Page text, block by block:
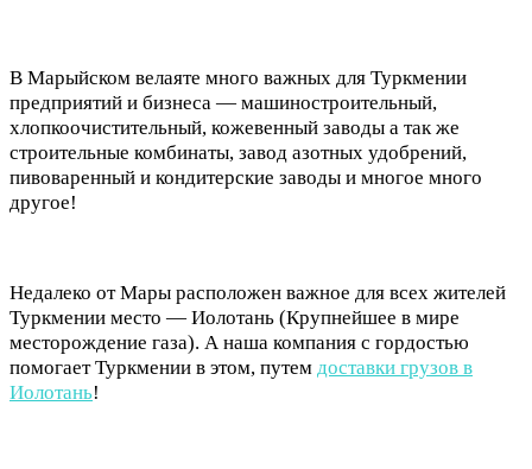
В Марыйском велаяте много важных для Туркмении
предприятий и бизнеса — машиностроительный,
хлопкоочистительный, кожевенный заводы а так же
строительные комбинаты, завод азотных удобрений,
пивоваренный и кондитерские заводы и многое много
другое!
Недалеко от Мары расположен важное для всех жителей
Туркмении место — Иолотань (Крупнейшее в мире
месторождение газа). А наша компания с гордостью
помогает Туркмении в этом, путем доставки грузов в
Иолотань!